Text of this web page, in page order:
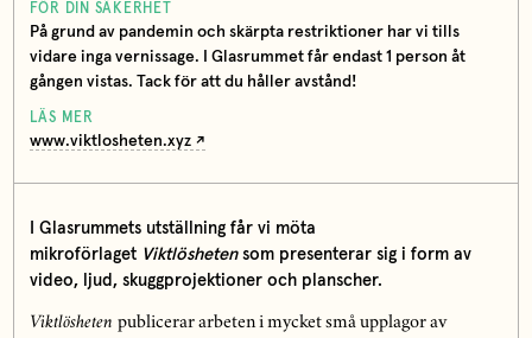
FÖR DIN SÄKERHET
På grund av pandemin och skärpta restriktioner har vi tills
vidare inga vernissage. I Glasrummet får endast 1 person åt
gången vistas. Tack för att du håller avstånd!
LÄS MER
www.viktlosheten.xyz
I Glasrummets utställning får vi möta
mikroförlaget Viktlösheten som presenterar sig i form av
video, ljud, skuggprojektioner och planscher.
Viktlösheten publicerar arbeten i mycket små upplagor av